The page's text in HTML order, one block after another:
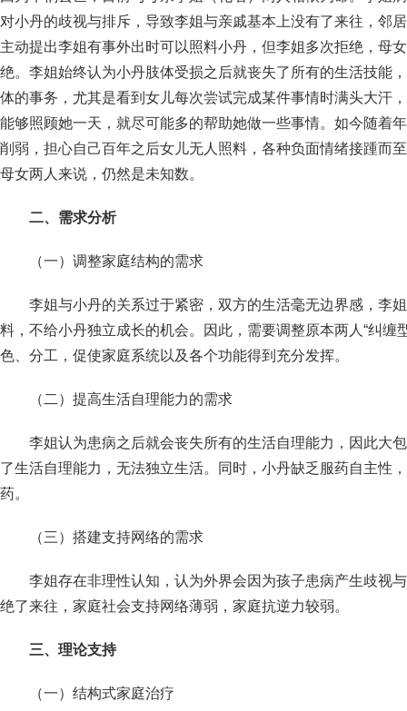
对小丹的歧视与排斥，导致李姐与亲戚基本上没有了来往，邻
主动提出李姐有事外出时可以照料小丹，但李姐多次拒绝，母
绝。李姐始终认为小丹肢体受损之后就丧失了所有的生活技能
体的事务，尤其是看到女儿每次尝试完成某件事情时满头大汗
能够照顾她一天，就尽可能多的帮助她做一些事情。如今随着
削弱，担心自己百年之后女儿无人照料，各种负面情绪接踵而
母女两人来说，仍然是未知数。
二、需求分析
（一）调整家庭结构的需求
李姐与小丹的关系过于紧密，双方的生活毫无边界感，李
料，不给小丹独立成长的机会。因此，需要调整原本两人“纠缠
色、分工，促使家庭系统以及各个功能得到充分发挥。
（二）提高生活自理能力的需求
李姐认为患病之后就会丧失所有的生活自理能力，因此大
了生活自理能力，无法独立生活。同时，小丹缺乏服药自主性
药。
（三）搭建支持网络的需求
李姐存在非理性认知，认为外界会因为孩子患病产生歧视
绝了来往，家庭社会支持网络薄弱，家庭抗逆力较弱。
三、理论支持
（一）结构式家庭治疗